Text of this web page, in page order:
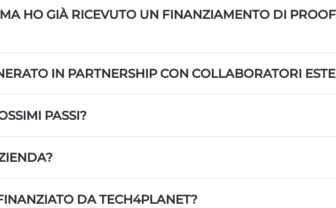
HO GIÀ RICEVUTO UN FINANZIAMENTO DI
IN PARTNERSHIP CON COLLABORATORI
PASSI?
DA TECH4PLANET?